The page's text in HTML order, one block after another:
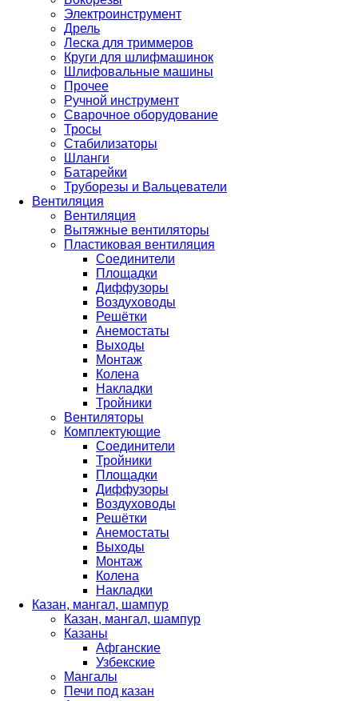
Электроинструмент
Дрель
Леска для триммеров
Круги для шлифмашинок
Шлифовальные машины
Прочее
Ручной инструмент
Сварочное оборудование
Тросы
Стабилизаторы
Шланги
Батарейки
Труборезы и Вальцеватели
Вентиляция
Вентиляция
Вытяжные вентиляторы
Пластиковая вентиляция
Соединители
Площадки
Диффузоры
Воздуховоды
Решётки
Анемостаты
Выходы
Монтаж
Колена
Накладки
Тройники
Вентиляторы
Комплектующие
Соединители
Тройники
Площадки
Диффузоры
Воздуховоды
Решётки
Анемостаты
Выходы
Монтаж
Колена
Накладки
Казан, мангал, шампур
Казан, мангал, шампур
Казаны
Афганские
Узбекские
Мангалы
Печи под казан